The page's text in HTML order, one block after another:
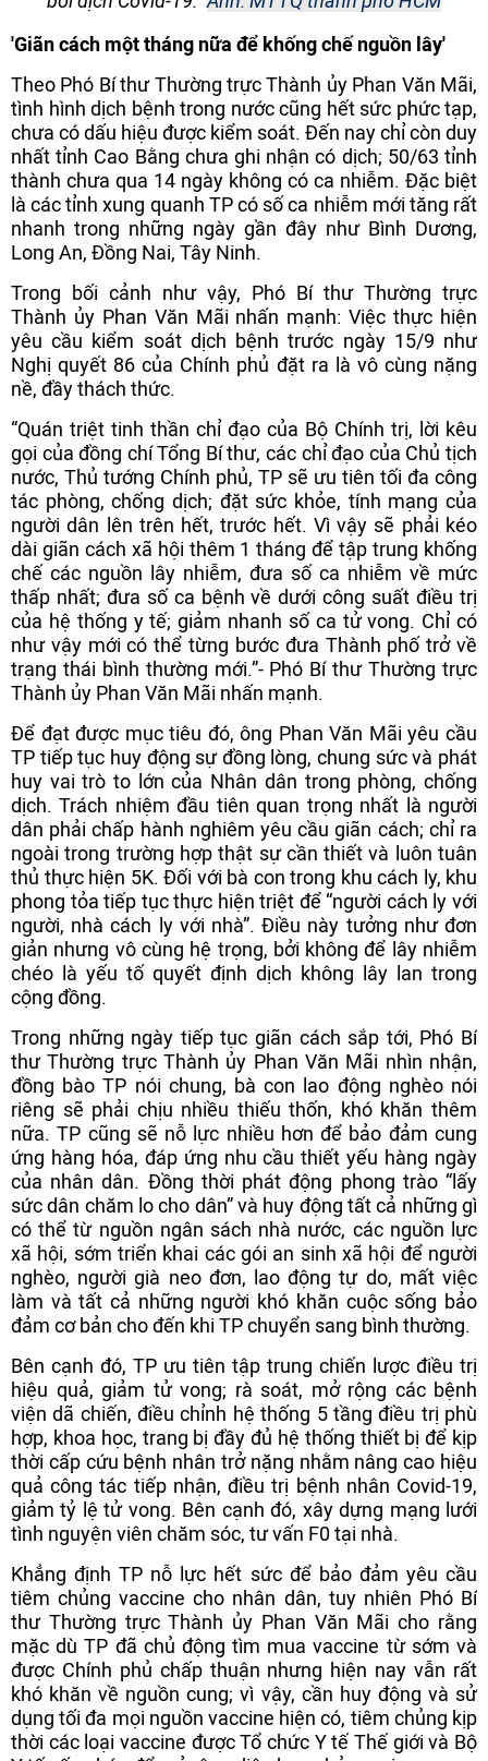
'Giãn cách một tháng nữa để khống chế nguồn lây'
Theo Phó Bí thư Thường trực Thành ủy Phan Văn Mãi,
tình hình dịch bệnh trong nước cũng hết sức phức tạp,
chưa có dấu hiệu được kiểm soát. Đến nay chỉ còn duy
nhất tỉnh Cao Bằng chưa ghi nhận có dịch; 50/63 tỉnh
thành chưa qua 14 ngày không có ca nhiễm. Đặc biệt
là các tỉnh xung quanh TP có số ca nhiễm mới tăng rất
nhanh trong những ngày gần đây như Bình Dương,
Long An, Đồng Nai, Tây Ninh.
Trong bối cảnh như vậy, Phó Bí thư Thường trực
Thành ủy Phan Văn Mãi nhấn mạnh: Việc thực hiện
yêu cầu kiểm soát dịch bệnh trước ngày 15/9 như
Nghị quyết 86 của Chính phủ đặt ra là vô cùng nặng
nề, đầy thách thức.
“Quán triệt tinh thần chỉ đạo của Bộ Chính trị, lời kêu
gọi của đồng chí Tổng Bí thư, các chỉ đạo của Chủ tịch
nước, Thủ tướng Chính phủ, TP sẽ ưu tiên tối đa công
tác phòng, chống dịch; đặt sức khỏe, tính mạng của
người dân lên trên hết, trước hết. Vì vậy sẽ phải kéo
dài giãn cách xã hội thêm 1 tháng để tập trung khống
chế các nguồn lây nhiễm, đưa số ca nhiễm về mức
thấp nhất; đưa số ca bệnh về dưới công suất điều trị
của hệ thống y tế; giảm nhanh số ca tử vong. Chỉ có
như vậy mới có thể từng bước đưa Thành phố trở về
trạng thái bình thường mới.”- Phó Bí thư Thường trực
Thành ủy Phan Văn Mãi nhấn mạnh.
Để đạt được mục tiêu đó, ông Phan Văn Mãi yêu cầu
TP tiếp tục huy động sự đồng lòng, chung sức và phát
huy vai trò to lớn của Nhân dân trong phòng, chống
dịch. Trách nhiệm đầu tiên quan trọng nhất là người
dân phải chấp hành nghiêm yêu cầu giãn cách; chỉ ra
ngoài trong trường hợp thật sự cần thiết và luôn tuân
thủ thực hiện 5K. Đối với bà con trong khu cách ly, khu
phong tỏa tiếp tục thực hiện triệt để “người cách ly với
người, nhà cách ly với nhà”. Điều này tưởng như đơn
giản nhưng vô cùng hệ trọng, bởi không để lây nhiễm
chéo là yếu tố quyết định dịch không lây lan trong
cộng đồng.
Trong những ngày tiếp tục giãn cách sắp tới, Phó Bí
thư Thường trực Thành ủy Phan Văn Mãi nhìn nhận,
đồng bào TP nói chung, bà con lao động nghèo nói
riêng sẽ phải chịu nhiều thiếu thốn, khó khăn thêm
nữa. TP cũng sẽ nỗ lực nhiều hơn để bảo đảm cung
ứng hàng hóa, đáp ứng nhu cầu thiết yếu hàng ngày
của nhân dân. Đồng thời phát động phong trào “lấy
sức dân chăm lo cho dân” và huy động tất cả những gì
có thể từ nguồn ngân sách nhà nước, các nguồn lực
xã hội, sớm triển khai các gói an sinh xã hội để người
nghèo, người già neo đơn, lao động tự do, mất việc
làm và tất cả những người khó khăn cuộc sống bảo
đảm cơ bản cho đến khi TP chuyển sang bình thường.
Bên cạnh đó, TP ưu tiên tập trung chiến lược điều trị
hiệu quả, giảm tử vong; rà soát, mở rộng các bệnh
viện dã chiến, điều chỉnh hệ thống 5 tầng điều trị phù
hợp, khoa học, trang bị đầy đủ hệ thống thiết bị để kịp
thời cấp cứu bệnh nhân trở nặng nhằm nâng cao hiệu
quả công tác tiếp nhận, điều trị bệnh nhân Covid-19,
giảm tỷ lệ tử vong. Bên cạnh đó, xây dựng mạng lưới
tình nguyện viên chăm sóc, tư vấn F0 tại nhà.
Khẳng định TP nỗ lực hết sức để bảo đảm yêu cầu
tiêm chủng vaccine cho nhân dân, tuy nhiên Phó Bí
thư Thường trực Thành ủy Phan Văn Mãi cho rằng
mặc dù TP đã chủ động tìm mua vaccine từ sớm và
được Chính phủ chấp thuận nhưng hiện nay vẫn rất
khó khăn về nguồn cung; vì vậy, cần huy động và sử
dụng tối đa mọi nguồn vaccine hiện có, tiêm chủng kịp
thời các loại vaccine được Tổ chức Y tế Thế giới và Bộ